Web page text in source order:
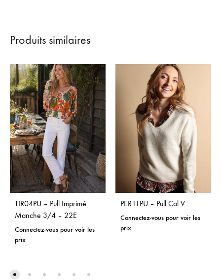
Produits similaires
TIR04PU – Pull Imprimé
Manche 3/4 – 22E
Connectez-vous pour voir les
prix
PER11PU – Pull Col V
Connectez-vous pour voir les
prix